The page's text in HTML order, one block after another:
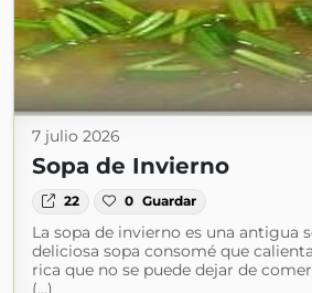
7 julio 2026
Sopa de Invierno
22 0 Guardar
La sopa de invierno es una antigua
deliciosa sopa consomé que
rica que no se puede dejar de
(...)